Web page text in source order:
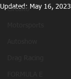
Circuito
Updated: May 16, 2023